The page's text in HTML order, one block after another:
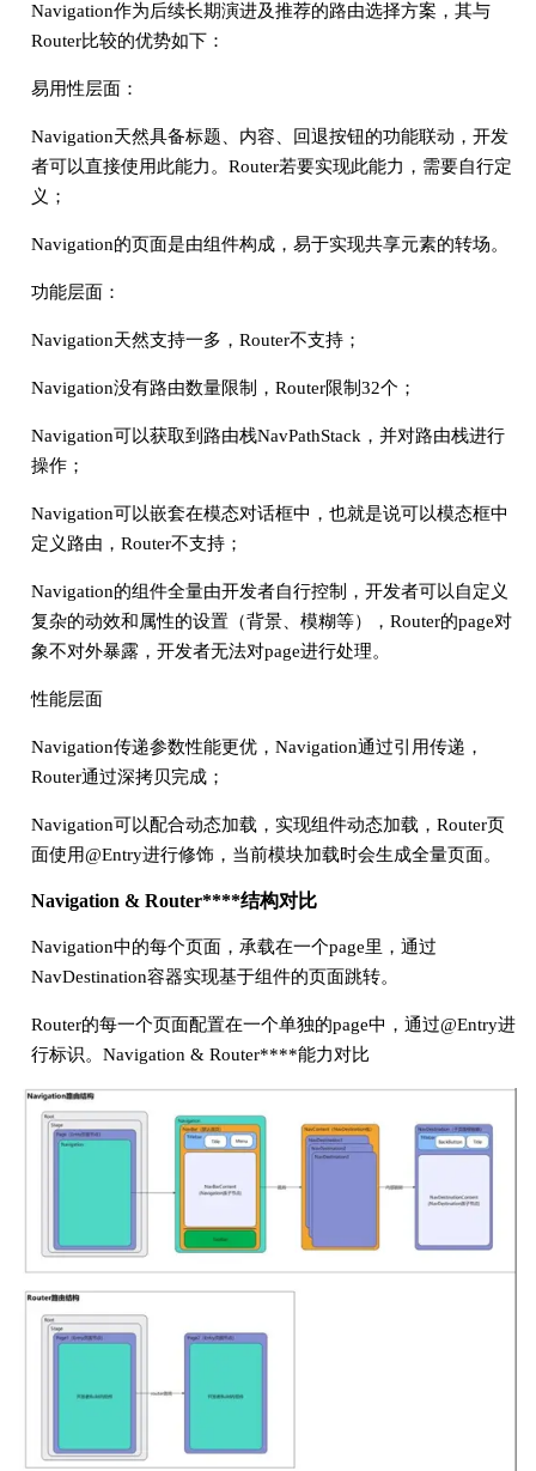
Navigation作为后续长期演进及推荐的路由选择方案，其与
Router比较的优势如下：
易用性层面：
Navigation天然具备标题、内容、回退按钮的功能联动，开发
者可以直接使用此能力。Router若要实现此能力，需要自行定
义；
Navigation的页面是由组件构成，易于实现共享元素的转场。
功能层面：
Navigation天然支持一多，Router不支持；
Navigation没有路由数量限制，Router限制32个；
Navigation可以获取到路由栈NavPathStack，并对路由栈进行
操作；
Navigation可以嵌套在模态对话框中，也就是说可以模态框中
定义路由，Router不支持；
Navigation的组件全量由开发者自行控制，开发者可以自定义
复杂的动效和属性的设置（背景、模糊等），Router的page对
象不对外暴露，开发者无法对page进行处理。
性能层面
Navigation传递参数性能更优，Navigation通过引用传递，
Router通过深拷贝完成；
Navigation可以配合动态加载，实现组件动态加载，Router页
面使用@Entry进行修饰，当前模块加载时会生成全量页面。
Navigation & Router****结构对比
Navigation中的每个页面，承载在一个page里，通过
NavDestination容器实现基于组件的页面跳转。
Router的每一个页面配置在一个单独的page中，通过@Entry进
行标识。Navigation & Router****能力对比